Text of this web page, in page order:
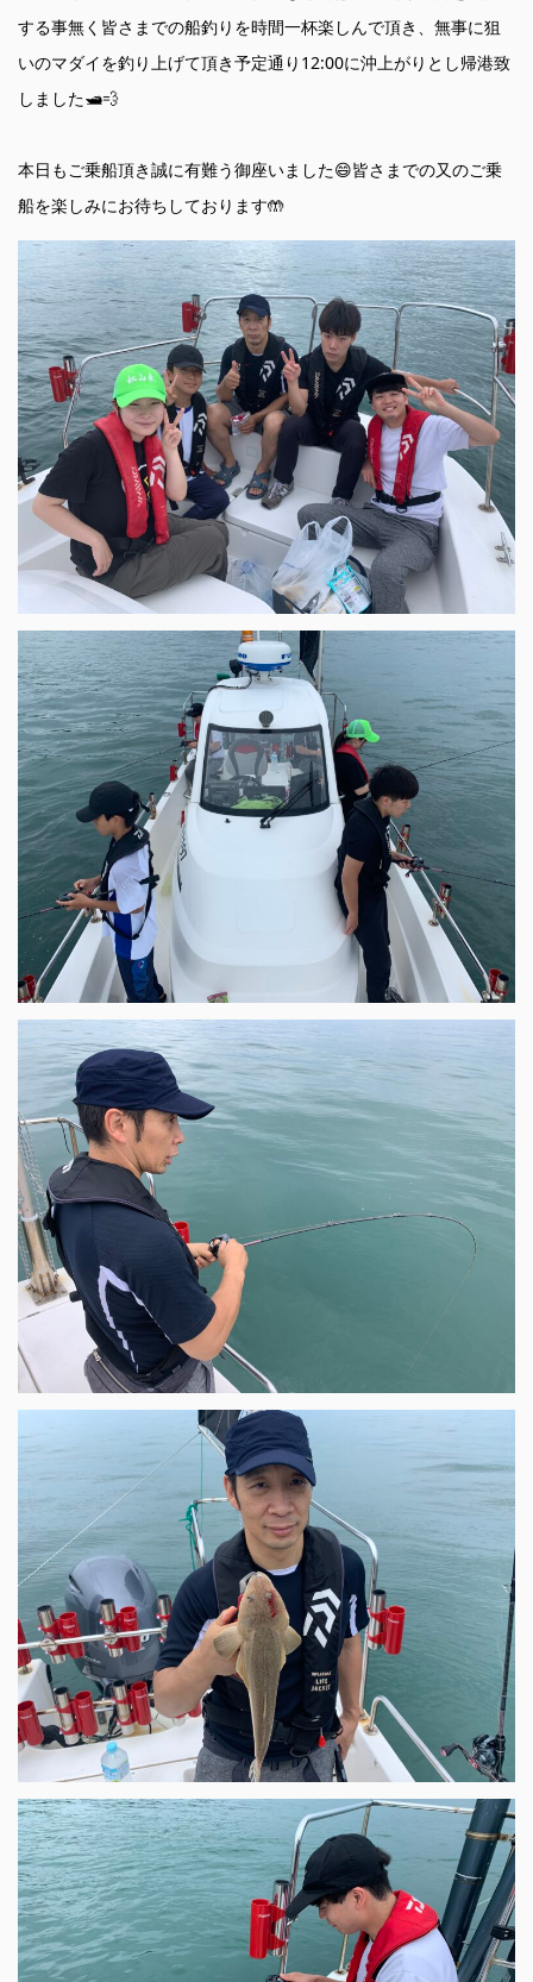
する事無く皆さまでの船釣りを時間一杯楽しんで頂き、無事に狙
いのマダイを釣り上げて頂き予定通り12:00に沖上がりとし帰港致
しました🛥️💨
本日もご乗船頂き誠に有難う御座いました😄皆さまでの又のご乗
船を楽しみにお待ちしております🤲